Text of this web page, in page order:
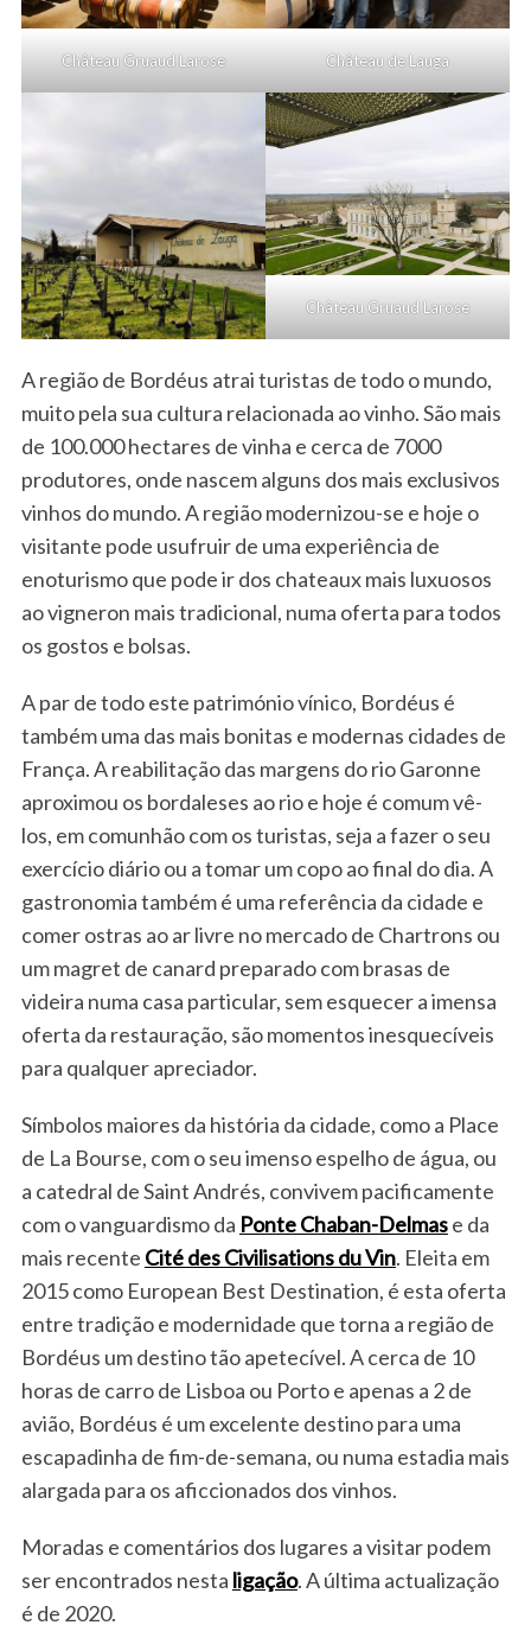
Château Gruaud Larose Château de Lauga
Château Gruaud Larose
A região de Bordéus atrai turistas de todo o mundo,
muito pela sua cultura relacionada ao vinho. São mais
de 100.000 hectares de vinha e cerca de 7000
produtores, onde nascem alguns dos mais exclusivos
vinhos do mundo. A região modernizou-se e hoje o
visitante pode usufruir de uma experiência de
enoturismo que pode ir dos chateaux mais luxuosos
ao vigneron mais tradicional, numa oferta para todos
os gostos e bolsas.
A par de todo este património vínico, Bordéus é
também uma das mais bonitas e modernas cidades de
França. A reabilitação das margens do rio Garonne
aproximou os bordaleses ao rio e hoje é comum vê-
los, em comunhão com os turistas, seja a fazer o seu
exercício diário ou a tomar um copo ao final do dia. A
gastronomia também é uma referência da cidade e
comer ostras ao ar livre no mercado de Chartrons ou
um magret de canard preparado com brasas de
videira numa casa particular, sem esquecer a imensa
oferta da restauração, são momentos inesquecíveis
para qualquer apreciador.
Símbolos maiores da história da cidade, como a Place
de La Bourse, com o seu imenso espelho de água, ou
a catedral de Saint Andrés, convivem pacificamente
com o vanguardismo da Ponte Chaban-Delmase da
mais recente Cité des Civilisations du Vin. Eleita em
2015 como European Best Destination, é esta oferta
entre tradição e modernidade que torna a região de
Bordéus um destino tão apetecível. A cerca de 10
horas de carro de Lisboa ou Porto e apenas a 2 de
avião, Bordéus é um excelente destino para uma
escapadinha de fim-de-semana, ou numa estadia mais
alargada para os aficcionados dos vinhos.
Moradas e comentários dos lugares a visitar podem
ser encontrados nesta ligação. A última actualização
é de 2020.